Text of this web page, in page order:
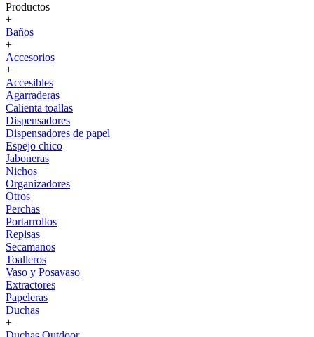
Productos
+
Baños
+
Accesorios
+
Accesibles
Agarraderas
Calienta toallas
Dispensadores
Dispensadores de papel
Espejo chico
Jaboneras
Nichos
Organizadores
Otros
Perchas
Portarrollos
Repisas
Secamanos
Toalleros
Vaso y Posavaso
Extractores
Papeleras
Duchas
+